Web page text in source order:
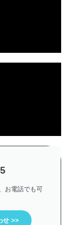
お電話でも可
せ >>